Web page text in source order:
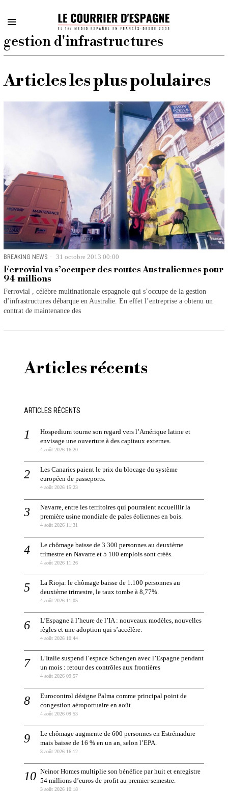
gestion d'infrastructures
Articles les plus polulaires
BREAKING NEWS 31 octobre 2013 00:00
Ferrovial va s’occuper des routes Australiennes pour
94 millions
Ferrovial , célèbre multinationale espagnole qui s’occupe de la gestion
d’infrastructures débarque en Australie. En effet l’entreprise a obtenu un
contrat de maintenance des
Articles récents
ARTICLES RÉCENTS
Hospedium tourne son regard vers l’Amérique latine et
envisage une ouverture à des capitaux externes.
4 août 2026 16:20
Les Canaries paient le prix du blocage du système
européen de passeports.
4 août 2026 15:23
Navarre, entre les territoires qui pourraient accueillir la
première usine mondiale de pales éoliennes en bois.
4 août 2026 11:31
Le chômage baisse de 3 300 personnes au deuxième
trimestre en Navarre et 5 100 emplois sont créés.
4 août 2026 11:26
La Rioja: le chômage baisse de 1.100 personnes au
deuxième trimestre, le taux tombe à 8,77%.
4 août 2026 11:05
L’Espagne à l’heure de l’IA : nouveaux modèles, nouvelles
règles et une adoption qui s’accélère.
4 août 2026 10:44
L’Italie suspend l’espace Schengen avec l’Espagne pendant
un mois : retour des contrôles aux frontières
4 août 2026 09:57
Eurocontrol désigne Palma comme principal point de
congestion aéroportuaire en août
4 août 2026 09:53
Le chômage augmente de 600 personnes en Estrémadure
mais baisse de 16 % en un an, selon l’EPA.
3 août 2026 16:12
Neinor Homes multiplie son bénéfice par huit et enregistre
54 millions d’euros de profit au premier semestre.
3 août 2026 10:18